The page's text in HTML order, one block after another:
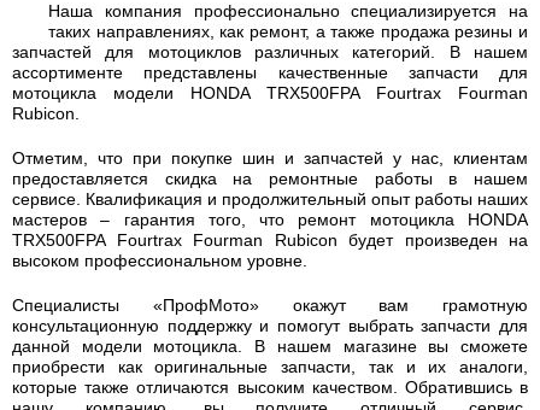
Наша компания профессионально специализируется на
таких направлениях, как ремонт, а также продажа резины и
запчастей для мотоциклов различных категорий. В нашем
ассортименте представлены качественные запчасти для
мотоцикла модели HONDA TRX500FPA Fourtrax Fourman
Rubicon.
Отметим, что при покупке шин и запчастей у нас, клиентам
предоставляется скидка на ремонтные работы в нашем
сервисе. Квалификация и продолжительный опыт работы наших
мастеров – гарантия того, что ремонт мотоцикла HONDA
TRX500FPA Fourtrax Fourman Rubicon будет произведен на
высоком профессиональном уровне.
Специалисты «ПрофМото» окажут вам грамотную
консультационную поддержку и помогут выбрать запчасти для
данной модели мотоцикла. В нашем магазине вы сможете
приобрести как оригинальные запчасти, так и их аналоги,
которые также отличаются высоким качеством. Обратившись в